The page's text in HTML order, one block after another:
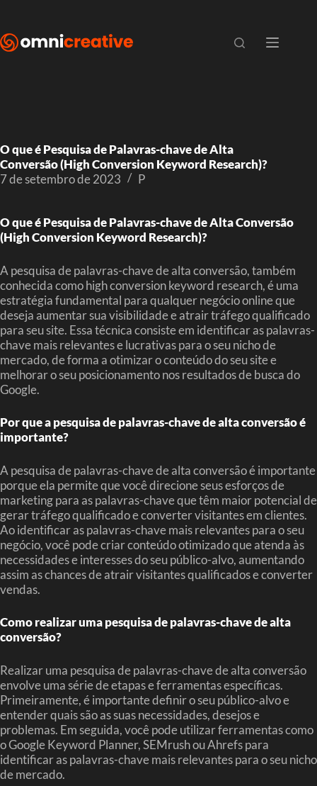
O que é Pesquisa de Palavras-chave de Alta
Conversão (High Conversion Keyword Research)?
7 de setembro de 2023
P
O que é Pesquisa de Palavras-chave de Alta Conversão
(High Conversion Keyword Research)?
A pesquisa de palavras-chave de alta conversão, também
conhecida como high conversion keyword research, é uma
estratégia fundamental para qualquer negócio online que
deseja aumentar sua visibilidade e atrair tráfego qualificado
para seu site. Essa técnica consiste em identificar as palavras-
chave mais relevantes e lucrativas para o seu nicho de
mercado, de forma a otimizar o conteúdo do seu site e
melhorar o seu posicionamento nos resultados de busca do
Google.
Por que a pesquisa de palavras-chave de alta conversão é
importante?
A pesquisa de palavras-chave de alta conversão é importante
porque ela permite que você direcione seus esforços de
marketing para as palavras-chave que têm maior potencial de
gerar tráfego qualificado e converter visitantes em clientes.
Ao identificar as palavras-chave mais relevantes para o seu
negócio, você pode criar conteúdo otimizado que atenda às
necessidades e interesses do seu público-alvo, aumentando
assim as chances de atrair visitantes qualificados e converter
vendas.
Como realizar uma pesquisa de palavras-chave de alta
conversão?
Realizar uma pesquisa de palavras-chave de alta conversão
envolve uma série de etapas e ferramentas específicas.
Primeiramente, é importante definir o seu público-alvo e
entender quais são as suas necessidades, desejos e
problemas. Em seguida, você pode utilizar ferramentas como
o Google Keyword Planner, SEMrush ou Ahrefs para
identificar as palavras-chave mais relevantes para o seu nicho
de mercado.